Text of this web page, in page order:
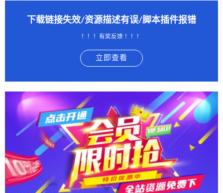
下载链接失效/资源描述有误/脚本插件报错
！！！有奖反馈 ！！！
立即查看